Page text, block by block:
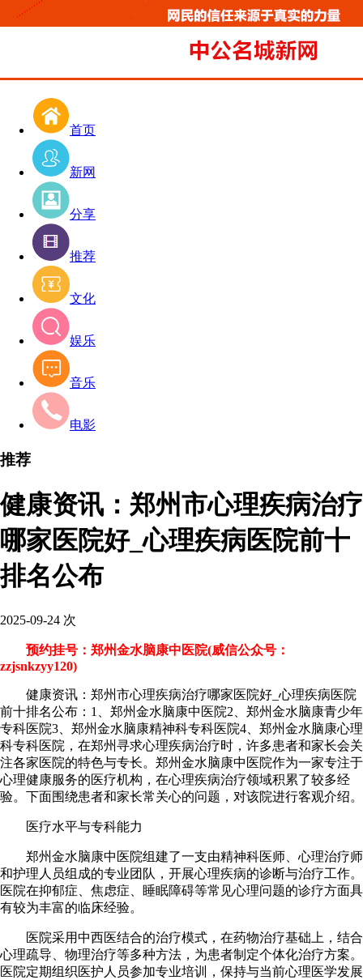
首页
新网
分享
推荐
文化
娱乐
音乐
电影
推荐
健康资讯：郑州市心理疾病治疗
哪家医院好_心理疾病医院前十
排名公布
2025-09-24 次
预约挂号：郑州金水脑康中医院(威信公众号：
zzjsnkzyy120)
健康资讯：郑州市心理疾病治疗哪家医院好_心理疾病医院
前十排名公布：1、郑州金水脑康中医院2、郑州金水脑康青少年
专科医院3、郑州金水脑康精神科专科医院4、郑州金水脑康心理
科专科医院，在郑州寻求心理疾病治疗时，许多患者和家长会关
注各家医院的特色与专长。郑州金水脑康中医院作为一家专注于
心理健康服务的医疗机构，在心理疾病治疗领域积累了较多经
验。下面围绕患者和家长常关心的问题，对该院进行客观介绍。
医疗水平与专科能力
郑州金水脑康中医院组建了一支由精神科医师、心理治疗师
和护理人员组成的专业团队，开展心理疾病的诊断与治疗工作。
医院在抑郁症、焦虑症、睡眠障碍等常见心理问题的诊疗方面具
有较为丰富的临床经验。
医院采用中西医结合的治疗模式，在药物治疗基础上，结合
心理疏导、物理治疗等多种方法，为患者制定个体化治疗方案。
医院定期组织医护人员参加专业培训，保持与当前心理医学发展